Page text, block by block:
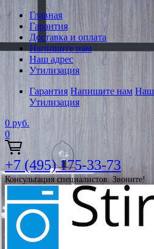
Главная
Гарантия
Доставка и оплата
Напишите нам
Наш адрес
Утилизация
Гарантия Напишите нам Наш
Утилизация
0 руб.
0
+7 (495) 175-33-73
Консультация специалистов. Звоните!